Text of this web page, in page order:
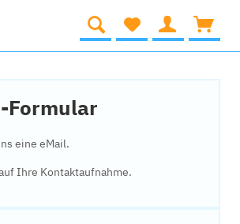
Formular
eine eMail.
Ihre Kontaktaufnahme.